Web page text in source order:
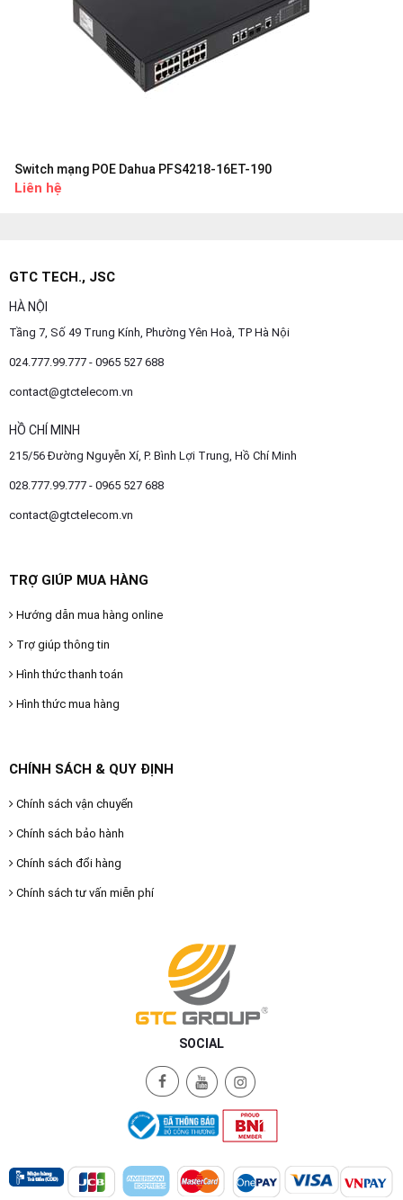
Switch mạng POE Dahua PFS4218-16ET-190
Liên hệ
GTC TECH., JSC
HÀ NỘI
Tầng 7, Số 49 Trung Kính, Phường Yên Hoà, TP Hà Nội
024.777.99.777 - 0965 527 688
contact@gtctelecom.vn
HỒ CHÍ MINH
215/56 Đường Nguyễn Xí, P. Bình Lợi Trung, Hồ Chí Minh
028.777.99.777 - 0965 527 688
contact@gtctelecom.vn
TRỢ GIÚP MUA HÀNG
Hướng dẫn mua hàng online
Trợ giúp thông tin
Hình thức thanh toán
Hình thức mua hàng
CHÍNH SÁCH & QUY ĐỊNH
Chính sách vận chuyển
Chính sách bảo hành
Chính sách đổi hàng
Chính sách tư vấn miễn phí
SOCIAL